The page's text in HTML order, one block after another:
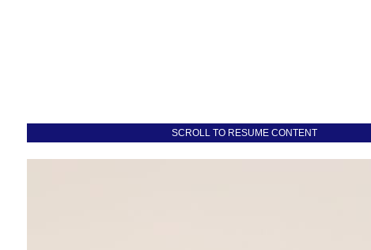
SCROLL TO RESUME CONTENT